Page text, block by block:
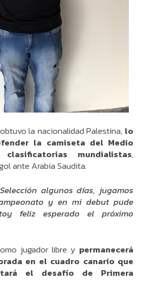
la nacionalidad Palestina, lo
la camiseta del Medio
mundialistas,
ante Arabia Saudita.
algunos días, jugamos
y en mi debut pude
feliz esperado el próximo
jugador libre y permanecerá
en el cuadro canario que
el desafío de Primera